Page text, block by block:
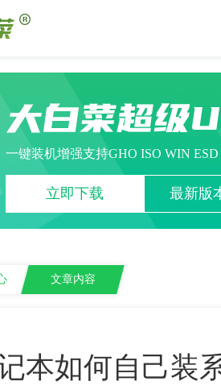
大白菜超级
一键装机增强支持GHO ISO WIN
立即下载 最新版
文章内容
本如何自己装